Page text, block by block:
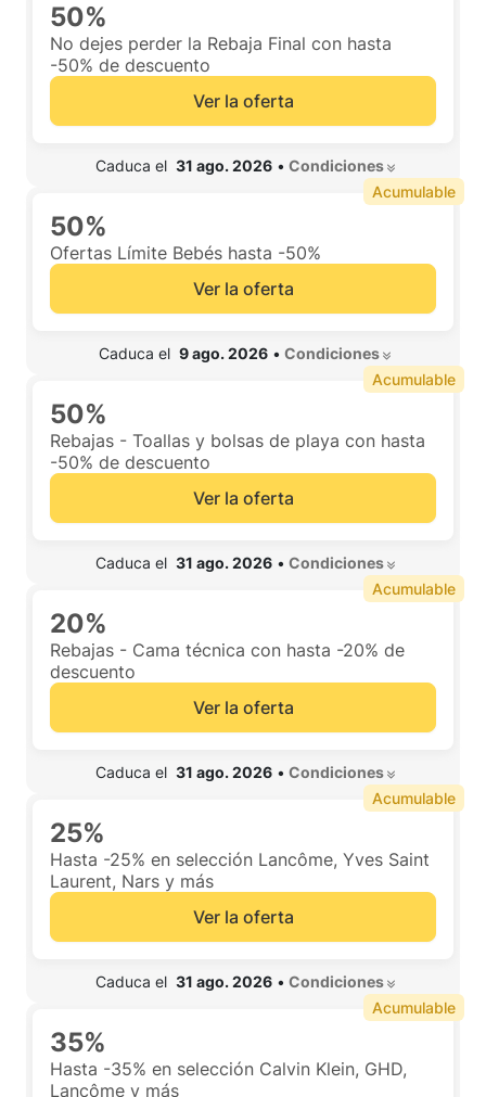
50%
No dejes perder la Rebaja Final con hasta
-50% de descuento
Ver la oferta
Caduca el 31 ago. 2026 • Condiciones
50%
Ofertas Límite Bebés hasta -50%
Ver la oferta
Caduca el 9 ago. 2026 • Condiciones
Acumulable
50%
Rebajas - Toallas y bolsas de playa con hasta
-50% de descuento
Ver la oferta
Caduca el 31 ago. 2026 • Condiciones
Acumulable
20%
Rebajas - Cama técnica con hasta -20% de
descuento
Ver la oferta
Caduca el 31 ago. 2026 • Condiciones
Acumulable
25%
Hasta -25% en selección Lancôme, Yves Saint
Laurent, Nars y más
Ver la oferta
Caduca el 31 ago. 2026 • Condiciones
Acumulable
35%
Hasta -35% en selección Calvin Klein, GHD,
Lancôme y más
Acumulable